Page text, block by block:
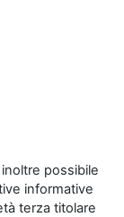
possibile
informative
terza titolare